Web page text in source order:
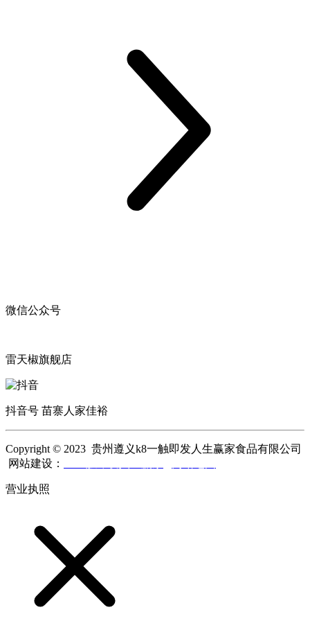
微信公众号
雷天椒旗舰店
抖音号 苗寨人家佳裕
Copyright © 2023 贵州遵义k8一触即发人生赢家食品有限公司
网站建设：
营业执照